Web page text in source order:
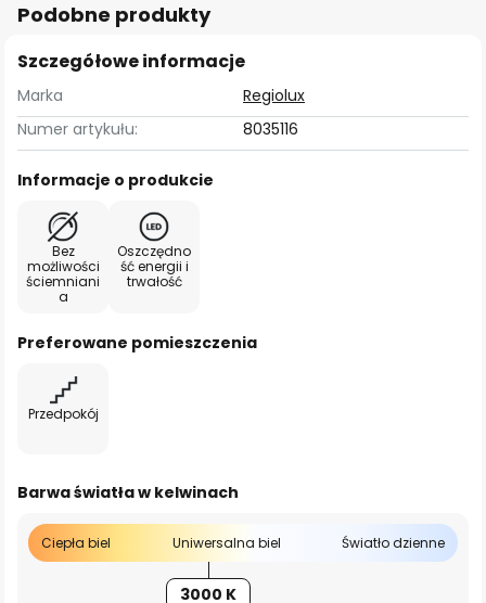
Podobne produkty
Szczegółowe informacje
Marka
Regiolux
Numer artykułu:
8035116
Informacje o produkcie
Bez
możliwości
ściemniani
a
Oszczędno
ść energii i
trwałość
Preferowane pomieszczenia
Przedpokój
Barwa światła w kelwinach
Ciepła biel Uniwersalna biel Światło dzienne
3000 K